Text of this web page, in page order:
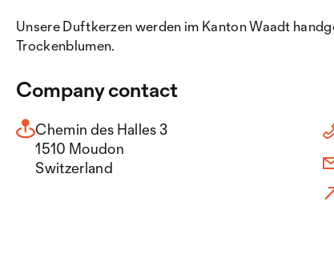
Unsere Duftkerzen werden im Kanton Waadt
Trockenblumen.
Company contact
Chemin des Halles 3
1510 Moudon
Switzerland